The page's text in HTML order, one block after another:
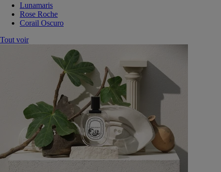
Lunamaris
Rose Roche
Corail Oscuro
Tout voir